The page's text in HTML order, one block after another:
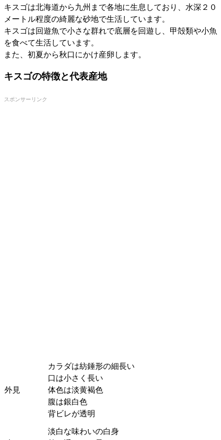
キスゴは北海道から九州まで各地に生息しており、水深２０
メートル程度の綺麗な砂地で生活しています。
キスゴは回遊魚で小さな群れで底層を回遊し、甲殻類や小魚
を食べて生活しています。
また、初夏から秋口にかけ産卵します。
キスゴの特徴と代表産地
スポンサーリンク
外見
カラダは紡錘形の細長い
口は小さく長い
体色は淡黄褐色
腹は銀白色
背ビレが透明
淡白な味わいの白身